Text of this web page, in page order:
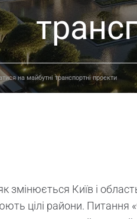
на майбутні транспортні проєкти
змінюється Київ і
цілі райони. Питання